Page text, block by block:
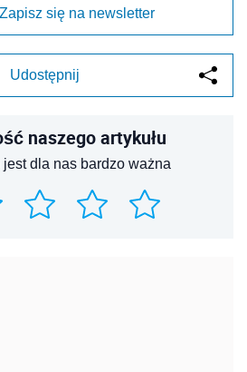
Zapisz się na newsletter
Udostępnij
naszego artykułu
dla nas bardzo ważna